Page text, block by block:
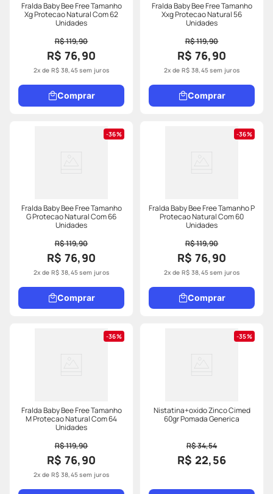
Fralda Baby Bee Free Tamanho
Xg Protecao Natural Com 62
Unidades
R$ 119,90
R$ 76,90
2x de R$ 38,45sem juros
Comprar
Fralda Baby Bee Free Tamanho
Xxg Protecao Natural 56
Unidades
R$ 119,90
R$ 76,90
2x de R$ 38,45sem juros
Comprar
36%
Fralda Baby Bee Free Tamanho
G Protecao Natural Com 66
Unidades
R$ 119,90
R$ 76,90
2x de R$ 38,45sem juros
Comprar
36%
Fralda Baby Bee Free Tamanho P
Protecao Natural Com 60
Unidades
R$ 119,90
R$ 76,90
2x de R$ 38,45sem juros
Comprar
36%
Fralda Baby Bee Free Tamanho
M Protecao Natural Com 64
Unidades
R$ 119,90
R$ 76,90
2x de R$ 38,45sem juros
35%
Nistatina+oxido Zinco Cimed
60gr Pomada Generica
R$ 34,54
R$ 22,56